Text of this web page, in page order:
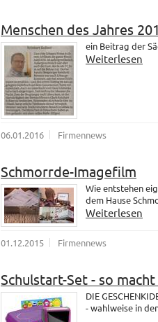
Menschen des Jahres
ein Beitrag der
Weiterlesen
06.01.2016 Firmennews
Schmorrde-Imagefilm
Wie entstehen
dem Hause
Weiterlesen
01.12.2015 Firmennews
Schulstart-Set - so
DIE
- wahlweise in